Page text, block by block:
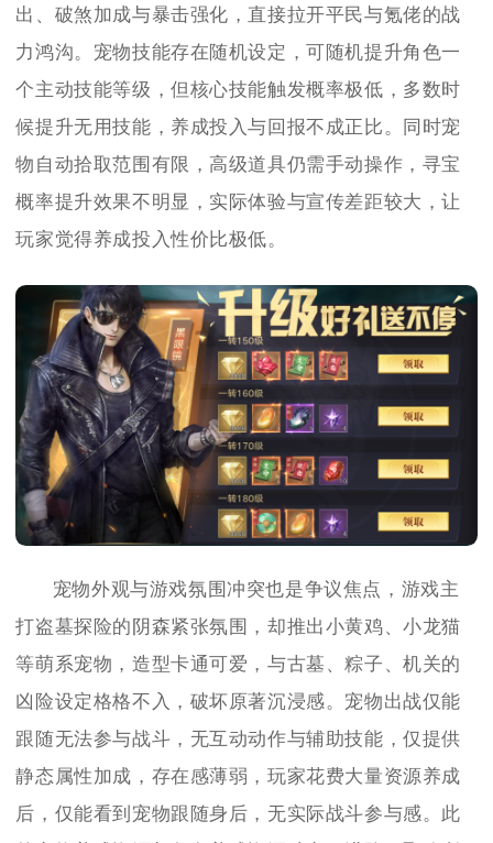
出、破煞加成与暴击强化，直接拉开平民与氪佬的战
力鸿沟。宠物技能存在随机设定，可随机提升角色一
个主动技能等级，但核心技能触发概率极低，多数时
候提升无用技能，养成投入与回报不成正比。同时宠
物自动拾取范围有限，高级道具仍需手动操作，寻宝
概率提升效果不明显，实际体验与宣传差距较大，让
玩家觉得养成投入性价比极低。
宠物外观与游戏氛围冲突也是争议焦点，游戏主
打盗墓探险的阴森紧张氛围，却推出小黄鸡、小龙猫
等萌系宠物，造型卡通可爱，与古墓、粽子、机关的
凶险设定格格不入，破坏原著沉浸感。宠物出战仅能
跟随无法参与战斗，无互动动作与辅助技能，仅提供
静态属性加成，存在感薄弱，玩家花费大量资源养成
后，仅能看到宠物跟随身后，无实际战斗参与感。此